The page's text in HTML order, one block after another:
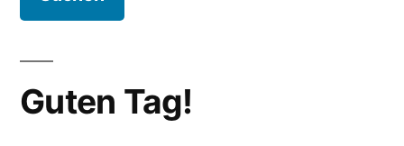
Guten Tag!